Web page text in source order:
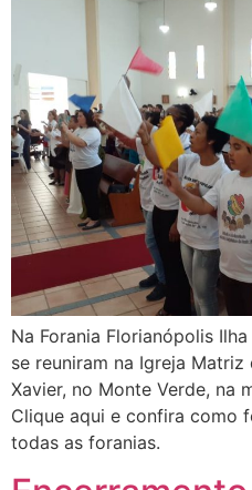
Na Forania Florianópolis
se reuniram na Igreja
Xavier, no Monte Verde, na
Clique aqui e confira como
todas as foranias.